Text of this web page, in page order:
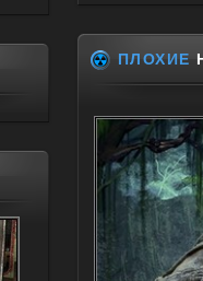
ПЛОХИЕ